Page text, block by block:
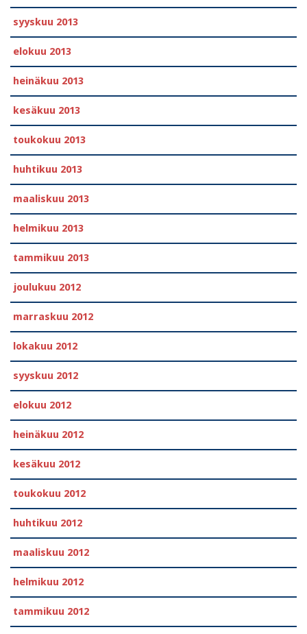
syyskuu 2013
elokuu 2013
heinäkuu 2013
kesäkuu 2013
toukokuu 2013
huhtikuu 2013
maaliskuu 2013
helmikuu 2013
tammikuu 2013
joulukuu 2012
marraskuu 2012
lokakuu 2012
syyskuu 2012
elokuu 2012
heinäkuu 2012
kesäkuu 2012
toukokuu 2012
huhtikuu 2012
maaliskuu 2012
helmikuu 2012
tammikuu 2012